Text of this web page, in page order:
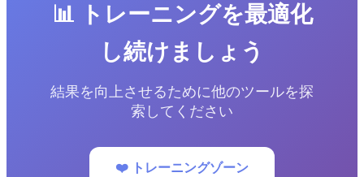
📊 トレーニングを最適化
し続けましょう
結果を向上させるために他のツールを探
索してください
❤️ トレーニングゾーン